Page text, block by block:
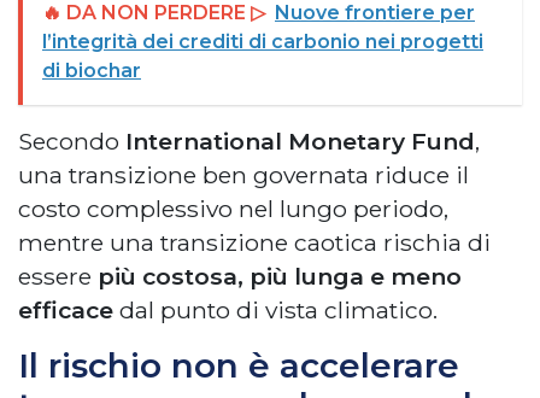
🔥 DA NON PERDERE ▷ Nuove frontiere per
l’integrità dei crediti di carbonio nei progetti
di biochar
Secondo International Monetary Fund,
una transizione ben governata riduce il
costo complessivo nel lungo periodo,
mentre una transizione caotica rischia di
essere più costosa, più lunga e meno
efficace dal punto di vista climatico.
Il rischio non è accelerare